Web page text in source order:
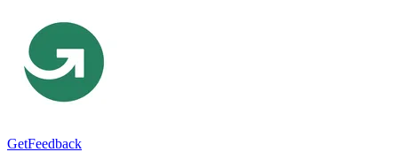
GetFeedback